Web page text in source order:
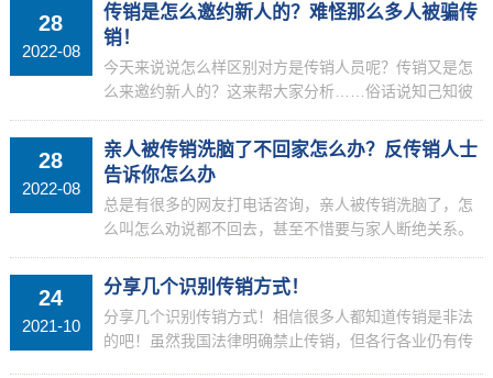
28
2022-08
传销是怎么邀约新人的？难怪那么多人被骗传
销！
今天来说说怎么样区别对方是传销人员呢？传销又是怎
么来邀约新人的？这来帮大家分析……俗话说知己知彼
习资料里，邀约的种类有三种，第一，电话邀约。第
二，面对...
28
2022-08
亲人被传销洗脑了不回家怎么办？反传销人士
告诉你怎么办
总是有很多的网友打电话咨询，亲人被传销洗脑了，怎
么叫怎么劝说都不回去，甚至不惜要与家人断绝关系。
这类的问题。首先，我们先来讲一讲，为什么会被传销
洗脑，被...
24
2021-10
分享几个识别传销方式！
分享几个识别传销方式！相信很多人都知道传销是非法
的吧！虽然我国法律明确禁止传销，但各行各业仍有传